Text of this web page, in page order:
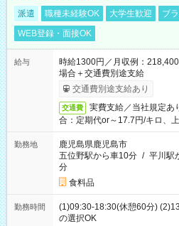
派遣 職種未経験OK 大学生歓迎
ブ
WEB登録・面接OK
給与
時給1300円／月収例：
場合＋交通費別途支給
交通費別途支給あり
交通費
実費支給／当社規定あ
合：定期代or～17.7円/キロ、上
勤務地
鹿児島県鹿児島市
五位野駅から車10分 / 平川駅
分
食料品
勤務時間
(1)09:30-18:30(休憩60分)
の選択OK